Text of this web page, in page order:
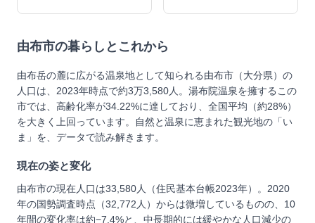
由布市の暮らしとこれから
由布岳の麓に広がる温泉地として知られる由布市（大分県）の
人口は、2023年時点で約3万3,580人。湯布院温泉を擁するこの
市では、高齢化率が34.22%に達しており、全国平均（約28%）
を大きく上回っています。自然と温泉に恵まれた観光地の「い
ま」を、データで読み解きます。
現在の姿と変化
由布市の現在人口は33,580人（住民基本台帳2023年）。2020
年の国勢調査時点（32,772人）からは微増しているものの、10
年間の変化率は約−7.4%と、中長期的には緩やかな人口減少の